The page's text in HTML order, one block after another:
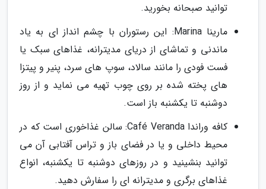
توانید صبحانه بخورید.
مارینا Marina: این رستوران با چشم انداز ای به یاد
ماندنی و تماشای از دریای مدیترانه، غذاهای سبک یا
فست فودی را مانند سالاد، سوپ های سرد، پنیر و پیتزا
های پخته شده بر روی چوب تهیه می نماید و از روز
دوشنبه تا یکشنبه باز است.
کافه وراندا Café Veranda: سالن غذاخوری است که در
محیط داخلی و یا در فضای باز و تراس آفتابی آن می
توانید بنشینید و در روزهای دوشنبه تا یکشنبه، انواع
غذاهای برگری و مدیترانه ای را سفارش دهید.